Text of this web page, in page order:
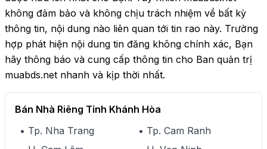
không đảm bảo và không chịu trách nhiệm về bất kỳ
thông tin, nội dung nào liên quan tới tin rao này. Trường
hợp phát hiện nội dung tin đăng không chính xác, Bạn
hãy thông báo và cung cấp thông tin cho Ban quản trị
muabds.net nhanh và kịp thời nhất.
Bán Nhà Riêng Tỉnh Khánh Hòa
• Tp. Nha Trang
• Tp. Cam Ranh